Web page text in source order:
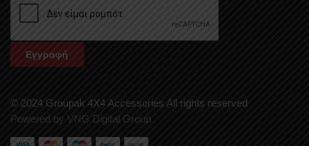
© 2024 Groupak 4X4 Accessories All rights reserved
Powered by VNG Digital Group